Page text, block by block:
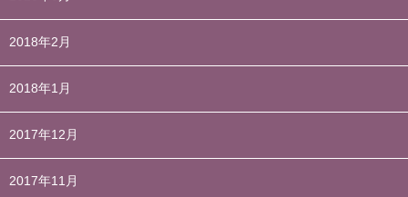
2018年2月
2018年1月
2017年12月
2017年11月